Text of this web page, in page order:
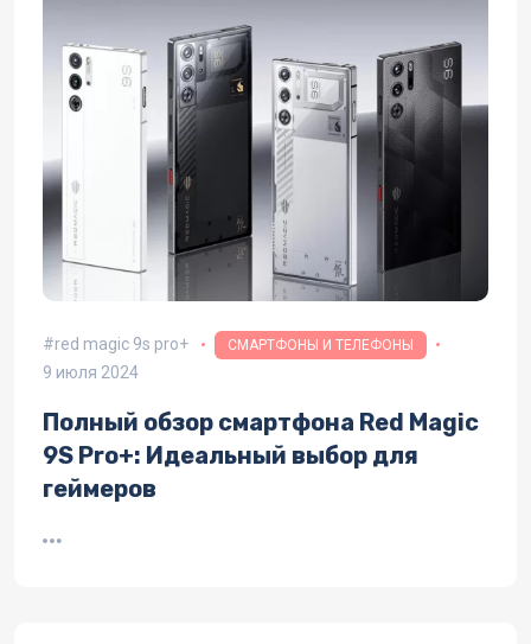
red magic 9s pro+ СМАРТФОНЫ И ТЕЛЕФОНЫ
9 июля 2024
Полный обзор смартфона Red Magic
9S Pro+: Идеальный выбор для
геймеров